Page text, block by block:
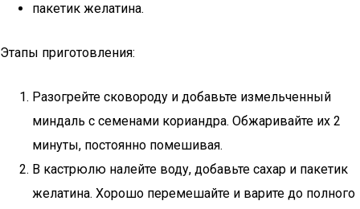
пакетик желатина.
Этапы приготовления:
Разогрейте сковороду и добавьте измельченный
миндаль с семенами кориандра. Обжаривайте их 2
минуты, постоянно помешивая.
В кастрюлю налейте воду, добавьте сахар и пакетик
желатина. Хорошо перемешайте и варите до полного